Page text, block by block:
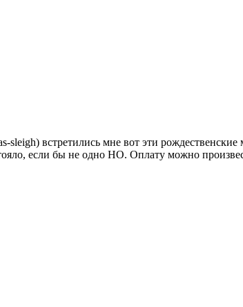
sleigh) встретились мне вот эти
если бы не одно НО. Оплату можно